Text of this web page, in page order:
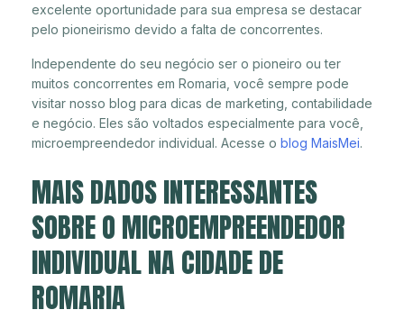
excelente oportunidade para sua empresa se destacar
pelo pioneirismo devido a falta de concorrentes.
Independente do seu negócio ser o pioneiro ou ter
muitos concorrentes em Romaria, você sempre pode
visitar nosso blog para dicas de marketing, contabilidade
e negócio. Eles são voltados especialmente para você,
microempreendedor individual. Acesse o blog MaisMei.
MAIS DADOS INTERESSANTES
SOBRE O MICROEMPREENDEDOR
INDIVIDUAL NA CIDADE DE
ROMARIA